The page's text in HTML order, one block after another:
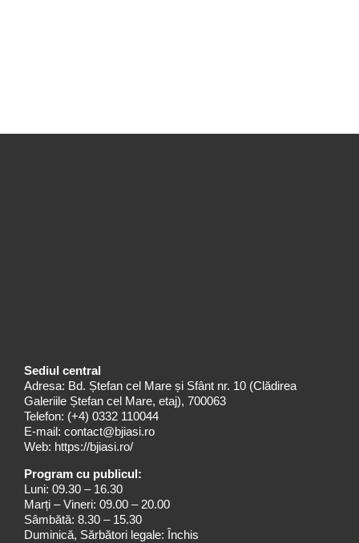
Sediul central
Adresa: Bd. Ștefan cel Mare și Sfânt nr. 10 (Clădirea
Galeriile Ștefan cel Mare, etaj), 700063
Telefon: (+4) 0332 110044
E-mail: contact@bjiasi.ro
Web: https://bjiasi.ro/
Program cu publicul:
Luni: 09.30 – 16.30
Marți – Vineri: 09.00 – 20.00
Sâmbătă: 8.30 – 15.30
Duminică, Sărbători legale: Închis